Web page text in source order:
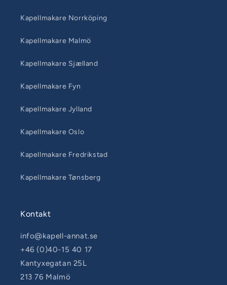
Kapellmakare Norrköping
Kapellmakare Malmö
Kapellmakare Sjælland
Kapellmakare Fyn
Kapellmakare Jylland
Kapellmakare Oslo
Kapellmakare Fredrikstad
Kapellmakare Tønsberg
Kontakt
info@kapell-annat.se
+46 (0)40-15 40 17
Kantyxegatan 25L
213 76 Malmö